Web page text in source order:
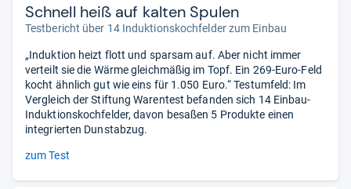
Schnell heiß auf kalten Spulen
Testbericht über 14 Induktionskochfelder zum Einbau
„Induktion heizt flott und sparsam auf. Aber nicht immer
verteilt sie die Wärme gleichmäßig im Topf. Ein 269-Euro-Feld
kocht ähnlich gut wie eins für 1.050 Euro.“ Testumfeld: Im
Vergleich der Stiftung Warentest befanden sich 14 Einbau-
Induktionskochfelder, davon besaßen 5 Produkte einen
integrierten Dunstabzug.
zum Test